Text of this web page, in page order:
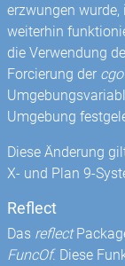
erzwungen
weiterhin
die Verwendung
Forcierung der cgo
Umgebung
Diese Änderung
X- und Plan 9-
Reflect
Das reflect
FuncOf. Diese